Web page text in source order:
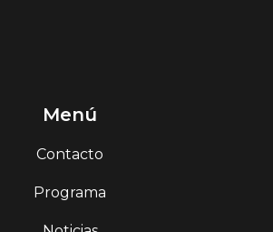
Menú
Contacto
Programa